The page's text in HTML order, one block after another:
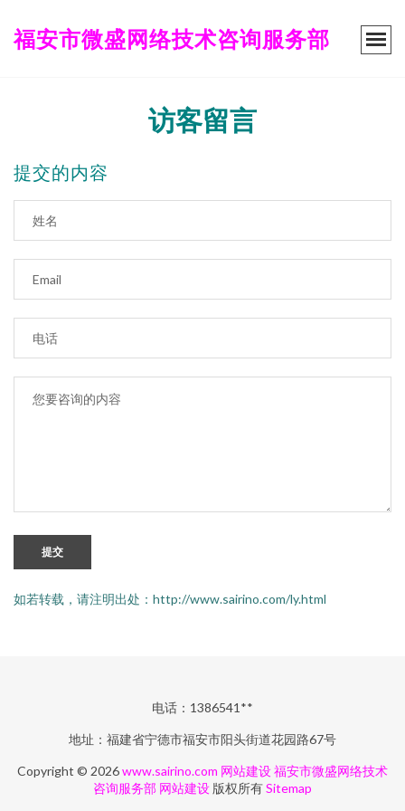
福安市微盛网络技术咨询服务部
访客留言
提交的内容
提交
如若转载，请注明出处：http://www.sairino.com/ly.html
电话：1386541**
地址：福建省宁德市福安市阳头街道花园路67号
Copyright © 2026www.sairino.com 网站建设福安市微盛网络技术
咨询服务部 网站建设 版权所有Sitemap